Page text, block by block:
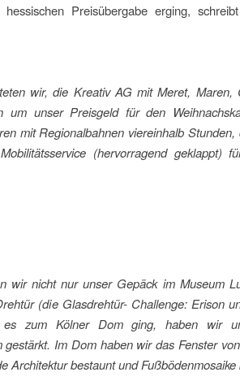
Preisübergabe erging,
wir, die Kreativ AG mit Meret, Maren,
unser Preisgeld für den
mit Regionalbahnen viereinhalb
(hervorragend geklappt)
wir nicht nur unser Gepäck im Museum
(die Glasdrehtür- Challenge: Erison
es zum Kölner Dom ging, haben wir
gestärkt. Im Dom haben wir das Fenster
Architektur bestaunt und